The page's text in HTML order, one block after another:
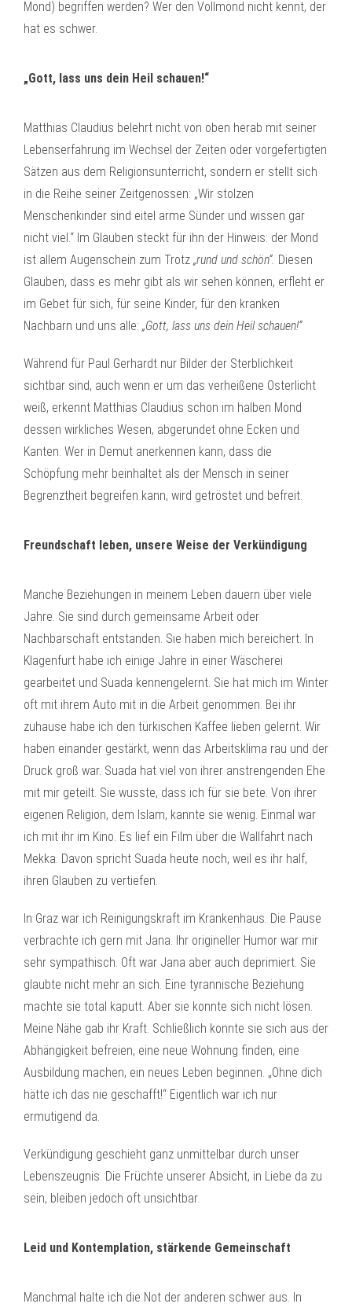
Mond) begriffen werden? Wer den Vollmond nicht kennt, der
hat es schwer.
„Gott, lass uns dein Heil schauen!“
Matthias Claudius belehrt nicht von oben herab mit seiner
Lebenserfahrung im Wechsel der Zeiten oder vorgefertigten
Sätzen aus dem Religionsunterricht, sondern er stellt sich
in die Reihe seiner Zeitgenossen: „Wir stolzen
Menschenkinder sind eitel arme Sünder und wissen gar
nicht viel.“ Im Glauben steckt für ihn der Hinweis: der Mond
ist allem Augenschein zum Trotz „rund und schön“. Diesen
Glauben, dass es mehr gibt als wir sehen können, erfleht er
im Gebet für sich, für seine Kinder, für den kranken
Nachbarn und uns alle: „Gott, lass uns dein Heil schauen!“
Während für Paul Gerhardt nur Bilder der Sterblichkeit
sichtbar sind, auch wenn er um das verheißene Osterlicht
weiß, erkennt Matthias Claudius schon im halben Mond
dessen wirkliches Wesen, abgerundet ohne Ecken und
Kanten. Wer in Demut anerkennen kann, dass die
Schöpfung mehr beinhaltet als der Mensch in seiner
Begrenztheit begreifen kann, wird getröstet und befreit.
Freundschaft leben, unsere Weise der Verkündigung
Manche Beziehungen in meinem Leben dauern über viele
Jahre. Sie sind durch gemeinsame Arbeit oder
Nachbarschaft entstanden. Sie haben mich bereichert. In
Klagenfurt habe ich einige Jahre in einer Wäscherei
gearbeitet und Suada kennengelernt. Sie hat mich im Winter
oft mit ihrem Auto mit in die Arbeit genommen. Bei ihr
zuhause habe ich den türkischen Kaffee lieben gelernt. Wir
haben einander gestärkt, wenn das Arbeitsklima rau und der
Druck groß war. Suada hat viel von ihrer anstrengenden Ehe
mit mir geteilt. Sie wusste, dass ich für sie bete. Von ihrer
eigenen Religion, dem Islam, kannte sie wenig. Einmal war
ich mit ihr im Kino. Es lief ein Film über die Wallfahrt nach
Mekka. Davon spricht Suada heute noch, weil es ihr half,
ihren Glauben zu vertiefen.
In Graz war ich Reinigungskraft im Krankenhaus. Die Pause
verbrachte ich gern mit Jana. Ihr origineller Humor war mir
sehr sympathisch. Oft war Jana aber auch deprimiert. Sie
glaubte nicht mehr an sich. Eine tyrannische Beziehung
machte sie total kaputt. Aber sie konnte sich nicht lösen.
Meine Nähe gab ihr Kraft. Schließlich konnte sie sich aus der
Abhängigkeit befreien, eine neue Wohnung finden, eine
Ausbildung machen, ein neues Leben beginnen. „Ohne dich
hätte ich das nie geschafft!“ Eigentlich war ich nur
ermutigend da.
Verkündigung geschieht ganz unmittelbar durch unser
Lebenszeugnis. Die Früchte unserer Absicht, in Liebe da zu
sein, bleiben jedoch oft unsichtbar.
Leid und Kontemplation, stärkende Gemeinschaft
Manchmal halte ich die Not der anderen schwer aus. In